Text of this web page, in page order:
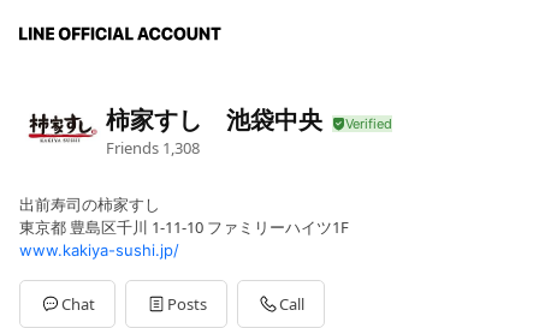
柿家すし 池袋中央
Friends 1,308
出前寿司の柿家すし
東京都 豊島区千川 1-11-10 ファミリーハイツ1F
www.kakiya-sushi.jp/
Chat Posts Call